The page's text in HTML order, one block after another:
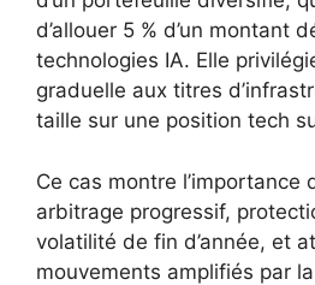
d’allouer 5 % d’un montant
technologies IA. Elle
graduelle aux titres
taille sur une position tech
Ce cas montre l’importance
arbitrage progressif,
volatilité de fin d’année, et
mouvements amplifiés par